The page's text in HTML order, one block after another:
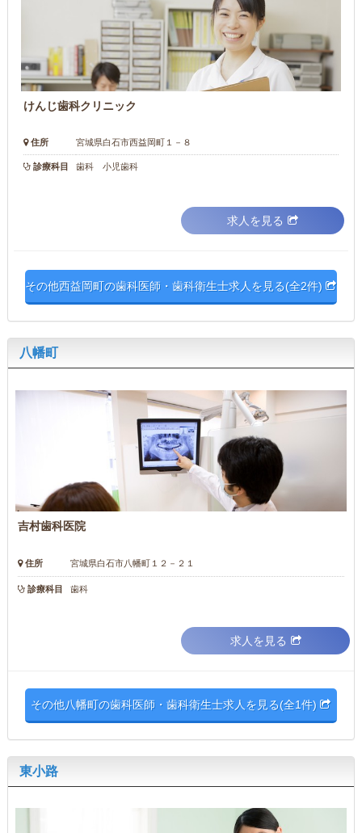
けんじ歯科クリニック
住所 宮城県白石市西益岡町１－８
診療科目 歯科 小児歯科
求人を見る
その他西益岡町の歯科医師・歯科衛生士求人を見る(全2件)
八幡町
吉村歯科医院
住所 宮城県白石市八幡町１２－２１
診療科目 歯科
求人を見る
その他八幡町の歯科医師・歯科衛生士求人を見る(全1件)
東小路